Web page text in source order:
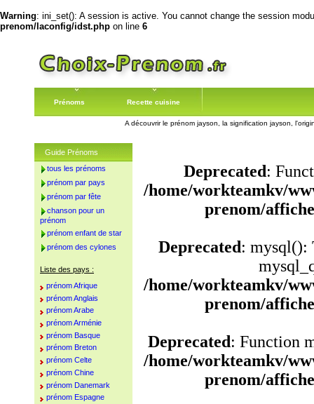
Warning: ini_set(): A session is active. You cannot change the session
prenom/laconfig/idst.php on line 6
Prénoms Recette cuisine
A découvrir le prénom jayson, la signification jayson,
Deprecated:
/home/workteamkv/
prenom/
Deprecated: mysql():
/home/workteamkv/
prenom/
Deprecated: Function
/home/workteamkv/
prenom/
Guide Prénoms
tous les prénoms
prénom par pays
prénom par fête
chanson pour un
prénom
prénom enfant de star
prénom des cylones
Liste des pays :
prénom Afrique
prénom Anglais
prénom Arabe
prénom Arménie
prénom Basque
prénom Breton
prénom Celte
prénom Chine
prénom Danemark
prénom Espagne